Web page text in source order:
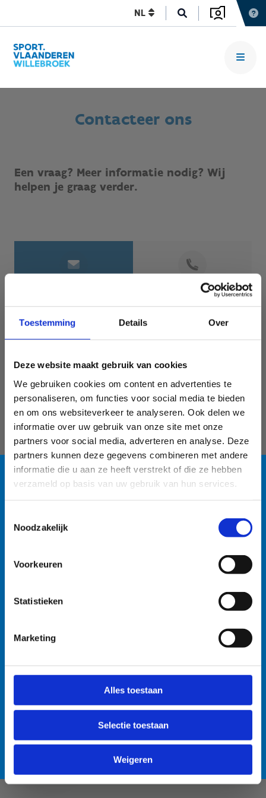
Toestemming Details Over
Deze website maakt gebruik van cookies
We gebruiken cookies om content en advertenties te
personaliseren, om functies voor social media te bieden
en om ons websiteverkeer te analyseren. Ook delen we
informatie over uw gebruik van onze site met onze
partners voor social media, adverteren en analyse. Deze
partners kunnen deze gegevens combineren met andere
informatie die u aan ze heeft verstrekt of die ze hebben
verzameld op basis van uw gebruik van hun services.
Noodzakelijk
Voorkeuren
Statistieken
Marketing
Alles toestaan
Selectie toestaan
Weigeren
NL
watersportbaan
🚫 Helaas is er blauwalg vastgesteld in onze
watersportbaan. Dit betekent dat er vanaf nu een
recreatieverbod geldt. 🛶 Roeien, kajakken en zeilen
wordt afgeraden, maar kunnen mits volgende
na elke training. • Boten goed afspoelen na elke
training. • Niet in de drijflaag varen. • Niet voor
personen met een zwakke gezondheid. Voor de
voorzien. Bedankt voor jullie begrip! 💙
Lees meer over de alternatieve zwemlocatie
Contacteer ons
Een vraag? Meer informatie nodig? Wij
helpen je graag verder.
Geef aan tot welk domein jouw vraag behoort
KIES EEN DOMEIN
Jouw vraag
Anti-Robot Verification
Click to start verification
Verzend